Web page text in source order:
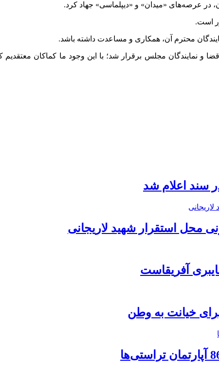
است.
محترم آن، همکاری و مساعدت داشته باشد.
و نمایندگان مجلس برقرار شد؛ با این وجود ما کماکان
محل استقرار شهید لاریجانی
خیانت به وطن